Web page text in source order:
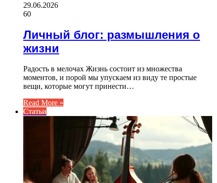
29.06.2026
60
Личный блог: размышления о
жизни
Радость в мелочах Жизнь состоит из множества
моментов, и порой мы упускаем из виду те простые
вещи, которые могут принести…
Read More »
Статьи